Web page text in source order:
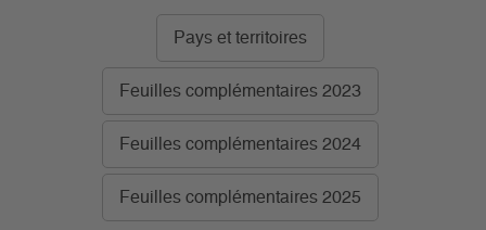
Pays et territoires
Feuilles complémentaires 2023
Feuilles complémentaires 2024
Feuilles complémentaires 2025